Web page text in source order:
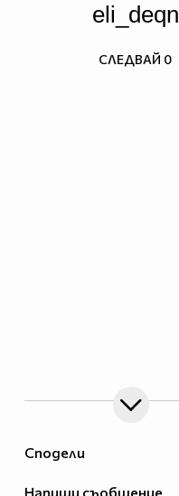
Сподели
Напиши съобщение
eli_deqn
СЛЕДВАЙ 0